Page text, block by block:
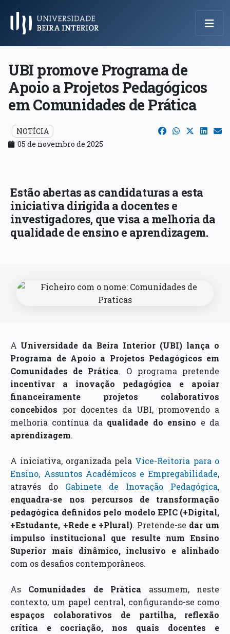
Menu Principal
UBI promove Programa de
Apoio a Projetos Pedagógicos
em Comunidades de Prática
NOTÍCIA
05 de novembro de 2025
Estão abertas as candidaturas a esta
iniciativa dirigida a docentes e
investigadores, que visa a melhoria da
qualidade de ensino e aprendizagem.
A Universidade da Beira Interior (UBI) lança o
Programa de Apoio a Projetos Pedagógicos em
Comunidades de Prática. O programa pretende
incentivar a inovação pedagógica e apoiar
financeiramente projetos colaborativos
concebidos por docentes da UBI, promovendo a
melhoria contínua da qualidade do ensino e da
aprendizagem.
A iniciativa, organizada pela Vice-Reitoria para o
Ensino, Assuntos Académicos e Empregabilidade,
através do Gabinete de Inovação Pedagógica,
enquadra-se nos percursos de transformação
pedagógica definidos pelo modelo EPIC (+Digital,
+Estudante, +Rede e +Plural). Pretende-se dar um
impulso institucional que resulte num Ensino
Superior mais dinâmico, inclusivo e alinhado
com os desafios contemporâneos.
As Comunidades de Prática assumem, neste
contexto, um papel central, configurando-se como
espaços colaborativos de partilha, reflexão
crítica e cocriação, nos quais docentes e